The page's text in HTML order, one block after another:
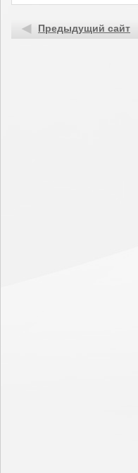
Предыдущий сайт